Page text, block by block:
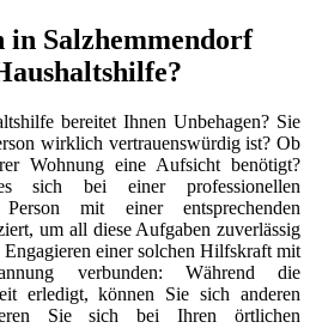
in Salzhemmendorf
bereitet Ihnen Unbehagen? Sie
wirklich vertrauenswürdig ist? Ob
Wohnung eine Aufsicht benötigt?
sich bei einer professionellen
mit einer entsprechenden
um all diese Aufgaben zuverlässig
einer solchen Hilfskraft mit
verbunden: Während die
erledigt, können Sie sich anderen
Sie sich bei Ihren örtlichen